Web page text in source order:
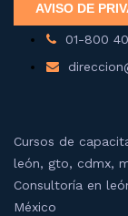
01-800
Cursos de
león, gto, cdmx,
Consultoría en
México